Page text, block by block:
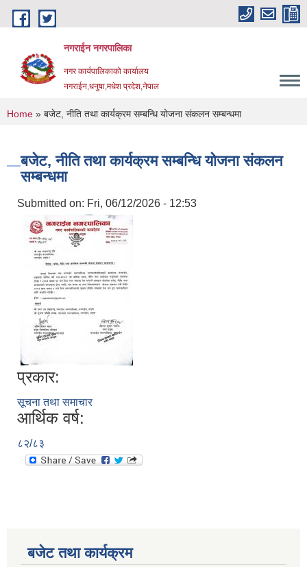
Skip to main content
नगराईन नगरपालिका
नगर कार्यपालिकाको कार्यालय
नगराईन,धनुषा,मधेश प्रदेश,नेपाल
You are here
Home » बजेट, नीति तथा कार्यक्रम सम्बन्धि योजना संकलन सम्बन्धमा
बजेट, नीति तथा कार्यक्रम सम्बन्धि योजना संकलन
सम्बन्धमा
Submitted on: Fri, 06/12/2026 - 12:53
प्रकार:
सूचना तथा समाचार
आर्थिक वर्ष:
८२/८३
बजेट तथा कार्यक्रम